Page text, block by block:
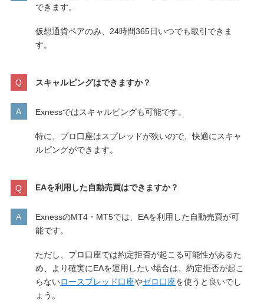
できます。
仮想通貨ペアのみ、24時間365日いつでも取引できま
す。
スキャルピングはできますか？
Exnessではスキャルピングも可能です。
特に、プロ口座はスプレッドが狭いので、快適にスキャ
ルピングができます。
EAを利用した自動売買はできますか？
ExnessのMT4・MT5では、EAを利用した自動売買が可
能です。
ただし、プロ口座では約定拒否が起こる可能性があるた
め、より確実にEAを運用したい場合は、約定拒否が起こ
らないロースプレッド口座やゼロ口座を使うと良いでし
ょう。